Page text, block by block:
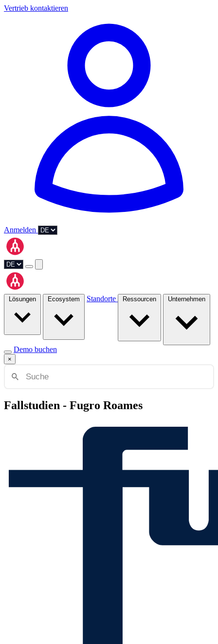
Vertrieb kontaktieren
Anmelden
Standorte
Demo buchen
×
Fallstudien - Fugro Roames